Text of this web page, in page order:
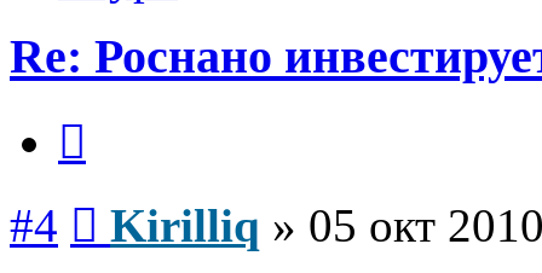
Re: Роснано
#4 Kirilliq » 05 окт